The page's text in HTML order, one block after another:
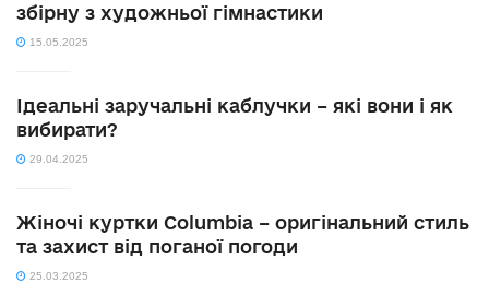
збірну з художньої гімнастики
15.05.2025
Ідеальні заручальні каблучки – які вони і як
вибирати?
29.04.2025
Жіночі куртки Columbia – оригінальний стиль
та захист від поганої погоди
25.03.2025